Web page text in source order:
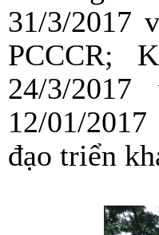
31/3/2017
PCCCR;
24/3/
12/01/
đạo triển